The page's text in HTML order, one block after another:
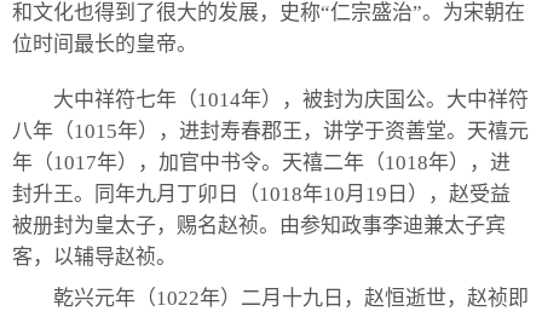
和文化也得到了很大的发展，史称“仁宗盛治”。为宋朝在
位时间最长的皇帝。
大中祥符七年（1014年），被封为庆国公。大中祥符
八年（1015年），进封寿春郡王，讲学于资善堂。天禧元
年（1017年），加官中书令。天禧二年（1018年），进
封升王。同年九月丁卯日（1018年10月19日），赵受益
被册封为皇太子，赐名赵祯。由参知政事李迪兼太子宾
客，以辅导赵祯。
乾兴元年（1022年）二月十九日，赵恒逝世，赵祯即